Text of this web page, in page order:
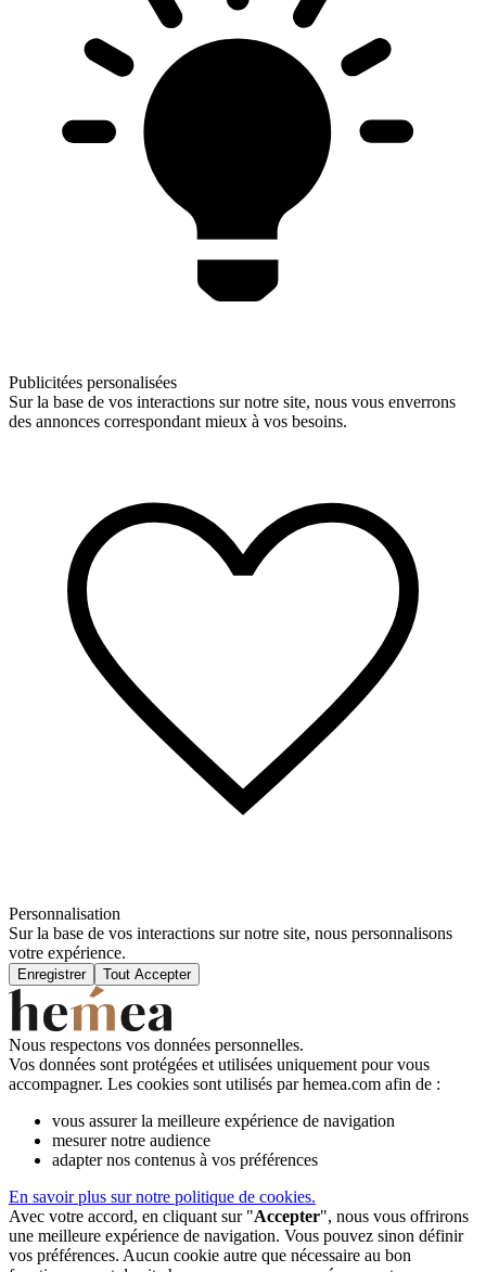
Publicitées personalisées
Sur la base de vos interactions sur notre site, nous vous enverrons
des annonces correspondant mieux à vos besoins.
Personnalisation
Sur la base de vos interactions sur notre site, nous personnalisons
votre expérience.
Enregistrer Tout Accepter
Nous respectons vos données personnelles.
Vos données sont protégées et utilisées uniquement pour vous
accompagner. Les cookies sont utilisés par hemea.com afin de :
vous assurer la meilleure expérience de navigation
mesurer notre audience
adapter nos contenus à vos préférences
En savoir plus sur notre politique de cookies.
Avec votre accord, en cliquant sur "Accepter", nous vous offrirons
une meilleure expérience de navigation. Vous pouvez sinon définir
vos préférences. Aucun cookie autre que nécessaire au bon